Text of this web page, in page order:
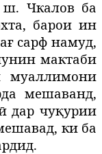
ш. Чкалов ба
барои ин
сарф намуд,
мактаби
муаллимони
мешаванд,
дар чуқурии
ки ба